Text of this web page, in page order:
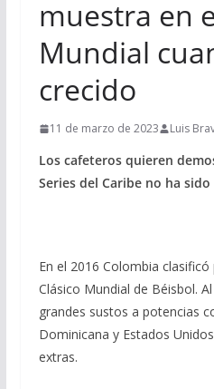
muestra en
Mundial
crecido
11 de marzo de 2023 Luis
Los cafeteros quieren
Series del Caribe no ha sido
En el 2016 Colombia
Clásico Mundial de Béisbol.
grandes sustos a potencias
Dominicana y Estados
extras.